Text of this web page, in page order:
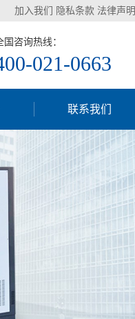
加入我们 隐私条款 法律声明
国咨询热线：
021-0663
联系我们